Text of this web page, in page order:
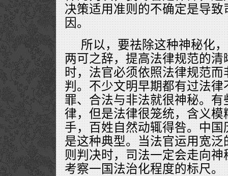
决策适用准则的不确定是导
因。
所以，要祛除这种神秘化
两可之辞，提高法律规范的
时，法官必须依照法律规范
判。不少文明早期都有过法
罪、合法与非法就很神秘。
律，但是法律很笼统，含义
手，百姓自然动辄得咎。中国
是这种典型。当法官运用宽
则判决时，司法一定会走向
考察一国法治化程度的标尺。